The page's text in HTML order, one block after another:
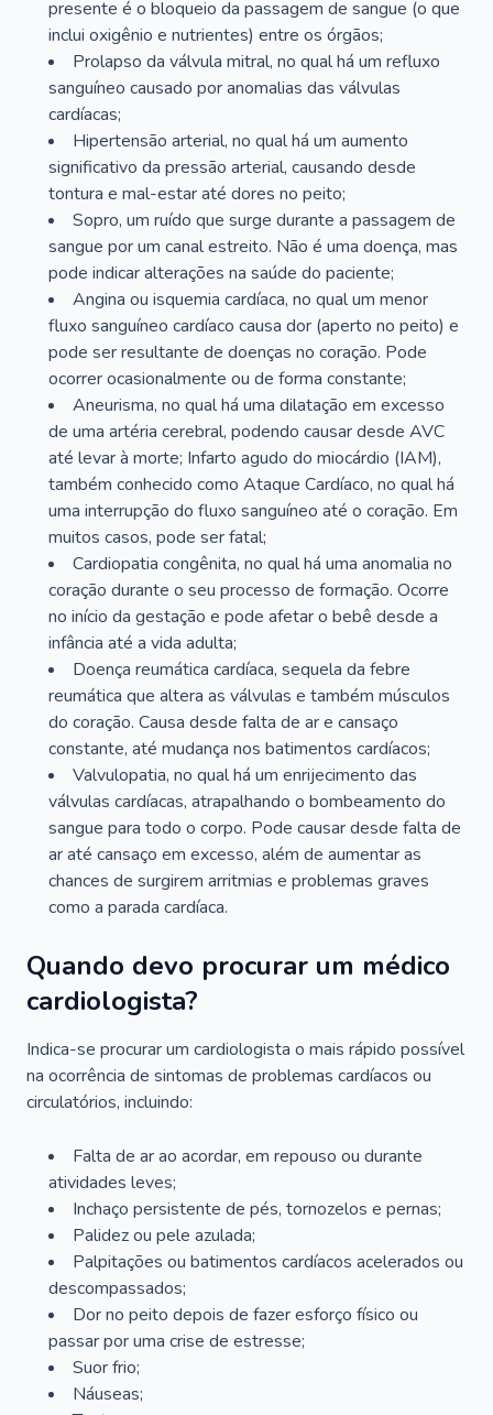
presente é o bloqueio da passagem de sangue (o que
inclui oxigênio e nutrientes) entre os órgãos;
Prolapso da válvula mitral, no qual há um refluxo
sanguíneo causado por anomalias das válvulas
cardíacas;
Hipertensão arterial, no qual há um aumento
significativo da pressão arterial, causando desde
tontura e mal-estar até dores no peito;
Sopro, um ruído que surge durante a passagem de
sangue por um canal estreito. Não é uma doença, mas
pode indicar alterações na saúde do paciente;
Angina ou isquemia cardíaca, no qual um menor
fluxo sanguíneo cardíaco causa dor (aperto no peito) e
pode ser resultante de doenças no coração. Pode
ocorrer ocasionalmente ou de forma constante;
Aneurisma, no qual há uma dilatação em excesso
de uma artéria cerebral, podendo causar desde AVC
até levar à morte; Infarto agudo do miocárdio (IAM),
também conhecido como Ataque Cardíaco, no qual há
uma interrupção do fluxo sanguíneo até o coração. Em
muitos casos, pode ser fatal;
Cardiopatia congênita, no qual há uma anomalia no
coração durante o seu processo de formação. Ocorre
no início da gestação e pode afetar o bebê desde a
infância até a vida adulta;
Doença reumática cardíaca, sequela da febre
reumática que altera as válvulas e também músculos
do coração. Causa desde falta de ar e cansaço
constante, até mudança nos batimentos cardíacos;
Valvulopatia, no qual há um enrijecimento das
válvulas cardíacas, atrapalhando o bombeamento do
sangue para todo o corpo. Pode causar desde falta de
ar até cansaço em excesso, além de aumentar as
chances de surgirem arritmias e problemas graves
como a parada cardíaca.
Quando devo procurar um médico
cardiologista?
Indica-se procurar um cardiologista o mais rápido possível
na ocorrência de sintomas de problemas cardíacos ou
circulatórios, incluindo:
Falta de ar ao acordar, em repouso ou durante
atividades leves;
Inchaço persistente de pés, tornozelos e pernas;
Palidez ou pele azulada;
Palpitações ou batimentos cardíacos acelerados ou
descompassados;
Dor no peito depois de fazer esforço físico ou
passar por uma crise de estresse;
Suor frio;
Náuseas;